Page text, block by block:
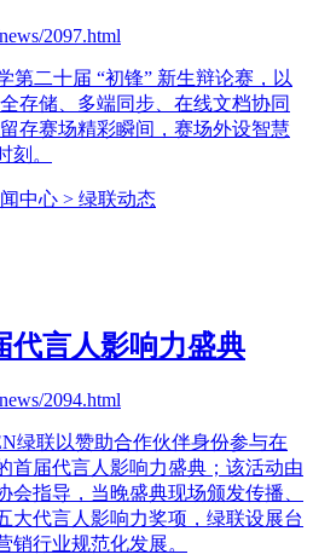
2097.html
第二十届 “初锋” 新生辩论赛，以
存储、多端同步、在线文档协同
存赛场精彩瞬间，赛场外设智慧
刻。
中心 > 绿联动态
代言人影响力盛典
2094.html
绿联以赞助合作伙伴身份参与在
首届代言人影响力盛典；该活动由
会指导，当晚盛典现场颁发传播、
大代言人影响力奖项，绿联设展台
销行业规范化发展。